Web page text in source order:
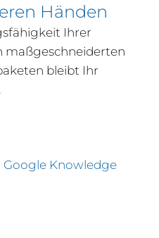
Händen
Ihrer
maßgeschneiderten
bleibt Ihr